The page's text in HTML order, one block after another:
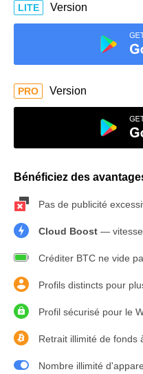
LITE Version
PRO Version
Bénéficiez des
Pas de publicité
Cloud Boost — vitesse
Créditer BTC ne vide
Profils distincts pour
Profil sécurisé pour le
Retrait illimité de fonds
Nombre illimité